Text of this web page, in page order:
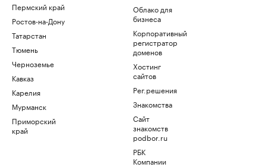
Пермский край
Ростов-на-Дону
Татарстан
Тюмень
Черноземье
Кавказ
Карелия
Мурманск
Приморский
край
Облако для
бизнеса
Корпоративный
регистратор
доменов
Хостинг
сайтов
Рег.решения
Знакомства
Сайт
знакомств
podbor.ru
РБК
Компании